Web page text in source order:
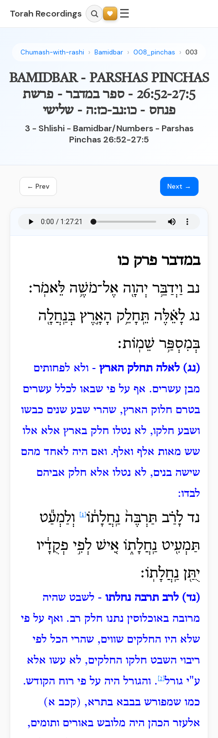
Torah Recordings ☰
Chumash-with-rashi Bamidbar 008_pinchas 003
BAMIDBAR - PARSHAS PINCHAS
26:52-27:5 - ספר במדבר - פרשת
פנחס - כו:נב-כז:ה - שלישי
3 - Shlishi - Bamidbar/Numbers - Parshas
Pinchas 26:52-27:5
← Prev Next →
במדבר פרק כו
נב וַיְדַבֵּ֥ר יְהוָ֖ה אֶל־מֹשֶׁ֥ה לֵּאמֹֽר׃
נג לָאֵ֗לֶּה תֵּֽחָלֵ֥ק הָאָ֛רֶץ בְּנַֽחֲלָ֖ה
בְּמִסְפַּ֥ר שֵׁמֽוֹת׃
(נג) לאלה תחלק הארץ - ולא לפחותים
מבן עשרים. אף על פי שבאו לכלל עשרים
בטרם חלוק הארץ, שהרי שבע שנים כבשו
ושבע חלקו, לא נטלו חלק בארץ אלא אלו
שש מאות אלף ואלף. ואם היה לאחד מהם
שישה בנים, לא נטלו אלא חלק אביהם
לבדו:
נד לָרַ֗ב תַּרְבֶּה֙ נַֽחֲלָת֔וֹ
וְלַמְעַ֕ט
תַּמְעִ֖יט נַֽחֲלָת֑וֹ אִ֚ישׁ לְפִ֣י פְקֻדָ֔יו
יֻתַּ֖ן נַֽחֲלָתֽוֹ׃
(נד) לרב תרבה נחלתו - לשבט שהיה
מרובה באוכלוסין נתנו חלק רב. ואף על פי
שלא היו החלקים שווים, שהרי הכל לפי
ריבוי השבט חלקו החלקים, לא עשו אלא
ע"י גורל
. והגורל היה על פי רוח הקודש.
כמו שמפורש בבבא בתרא, (קכב א)
אלעזר הכהן היה מלובש באורים ותומים,